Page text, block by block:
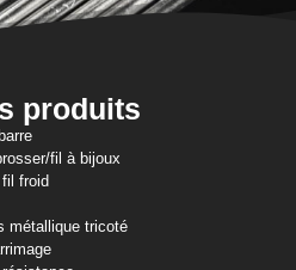
produits
fil à bijoux
froid
métallique tricoté